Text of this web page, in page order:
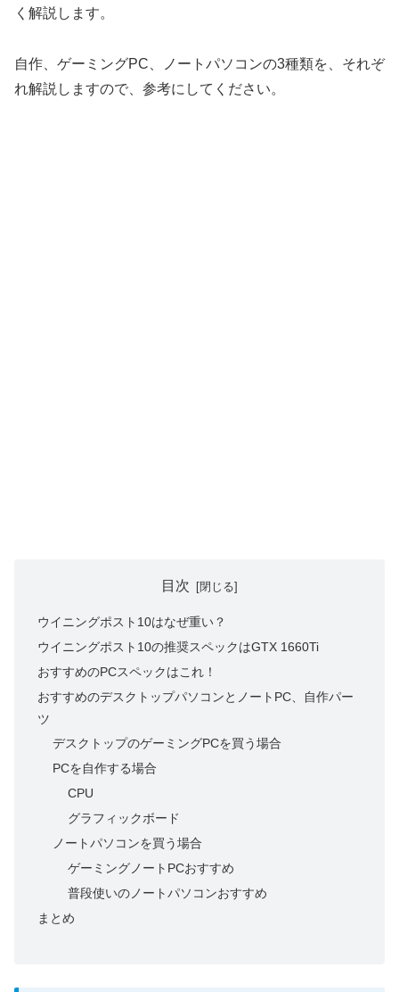
く解説します。
自作、ゲーミングPC、ノートパソコンの3種類を、それぞ
れ解説しますので、参考にしてください。
目次
ウイニングポスト10はなぜ重い？
ウイニングポスト10の推奨スペックはGTX 1660Ti
おすすめのPCスペックはこれ！
おすすめのデスクトップパソコンとノートPC、自作パー
ツ
デスクトップのゲーミングPCを買う場合
PCを自作する場合
CPU
グラフィックボード
ノートパソコンを買う場合
ゲーミングノートPCおすすめ
普段使いのノートパソコンおすすめ
まとめ